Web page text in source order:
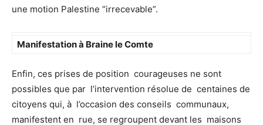
une motion Palestine “irrecevable”.
Manifestation à Braine le Comte
Enfin, ces prises de position courageuses ne sont
possibles que par l’intervention résolue de centaines de
citoyens qui, à l’occasion des conseils communaux,
manifestent en rue, se regroupent devant les maisons